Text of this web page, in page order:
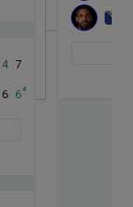
4 7
6 64